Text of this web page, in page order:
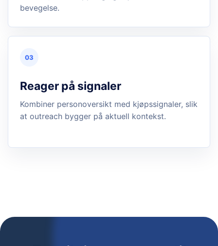
bevegelse.
03
Reager på signaler
Kombiner personoversikt med kjøpssignaler, slik
at outreach bygger på aktuell kontekst.